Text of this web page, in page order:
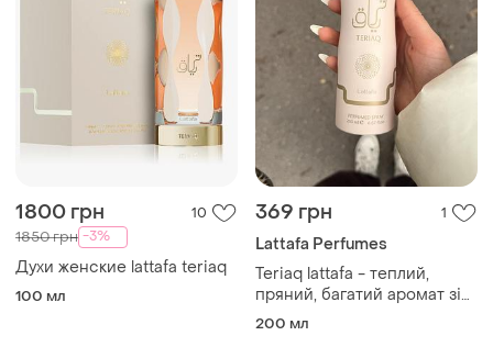
1800 грн 10
1850 грн -3%
Духи женские lattafa teriaq
100 мл
369 грн 1
Lattafa Perfumes
Teriaq lattafa - теплий,
пряний, багатий аромат зі
східними мотивами, який
200 мл